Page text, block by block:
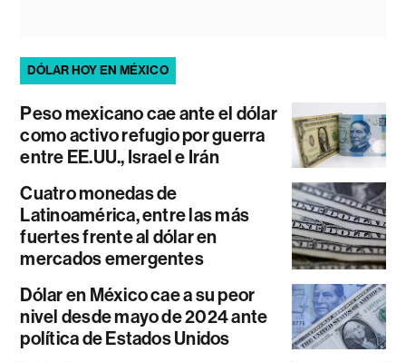
DÓLAR HOY EN MÉXICO
Peso mexicano cae ante el dólar
como activo refugio por guerra
entre EE.UU., Israel e Irán
Cuatro monedas de
Latinoamérica, entre las más
fuertes frente al dólar en
mercados emergentes
Dólar en México cae a su peor
nivel desde mayo de 2024 ante
política de Estados Unidos